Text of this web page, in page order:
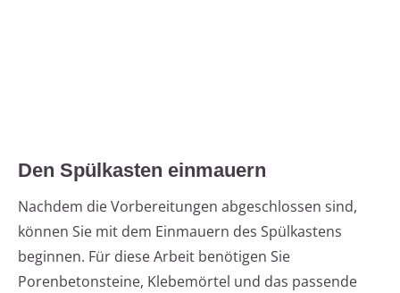
Den Spülkasten einmauern
Nachdem die Vorbereitungen abgeschlossen sind,
können Sie mit dem Einmauern des Spülkastens
beginnen. Für diese Arbeit benötigen Sie
Porenbetonsteine, Klebemörtel und das passende